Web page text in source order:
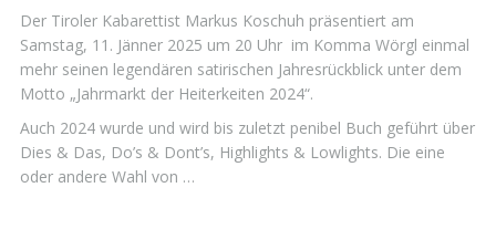
Der Tiroler Kabarettist Markus Koschuh präsentiert am
Samstag, 11. Jänner 2025 um 20 Uhr im Komma Wörgl einmal
mehr seinen legendären satirischen Jahresrückblick unter dem
Motto „Jahrmarkt der Heiterkeiten 2024“.
Auch 2024 wurde und wird bis zuletzt penibel Buch geführt über
Dies & Das, Do’s & Dont’s, Highlights & Lowlights. Die eine
oder andere Wahl von …